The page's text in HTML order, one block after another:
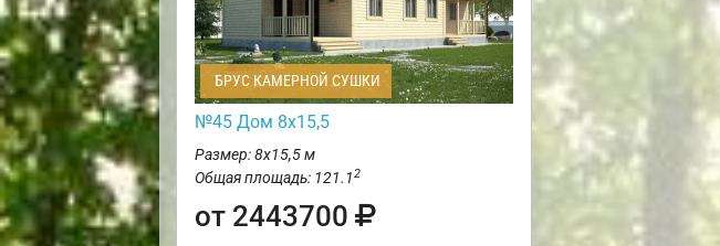
БРУС КАМЕРНОЙ СУШКИ
№45 Дом 8х15,5
Размер: 8х15,5 м
Общая площадь: 121.12
от 2443700